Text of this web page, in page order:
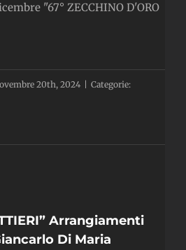
"67° ZECCHINO D'ORO
20th, 2024 Categorie:
Arrangiamenti
Di Maria